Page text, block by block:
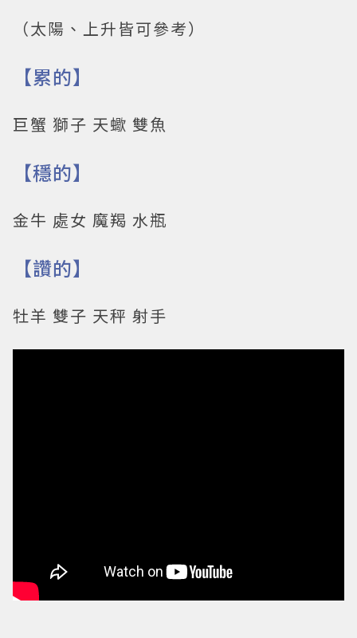
（太陽、上升皆可參考）
【累的】
巨蟹 獅子 天蠍 雙魚
【穩的】
金牛 處女 魔羯 水瓶
【讚的】
牡羊 雙子 天秤 射手